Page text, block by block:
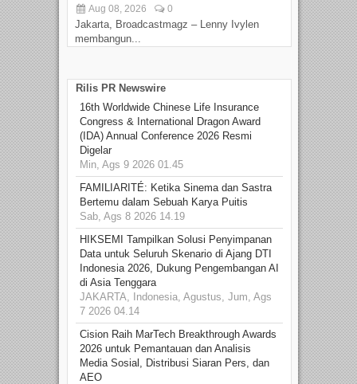
Aug 08, 2026 0
Jakarta, Broadcastmagz – Lenny Ivylen
membangun...
Rilis PR Newswire
16th Worldwide Chinese Life Insurance
Congress & International Dragon Award
(IDA) Annual Conference 2026 Resmi
Digelar
Min, Ags 9 2026 01.45
FAMILIARITÉ: Ketika Sinema dan Sastra
Bertemu dalam Sebuah Karya Puitis
Sab, Ags 8 2026 14.19
HIKSEMI Tampilkan Solusi Penyimpanan
Data untuk Seluruh Skenario di Ajang DTI
Indonesia 2026, Dukung Pengembangan AI
di Asia Tenggara
JAKARTA, Indonesia, Agustus, Jum, Ags
7 2026 04.14
Cision Raih MarTech Breakthrough Awards
2026 untuk Pemantauan dan Analisis
Media Sosial, Distribusi Siaran Pers, dan
AEO